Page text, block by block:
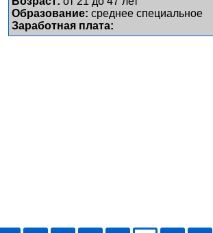
Образование: среднее специальное
Заработная плата: